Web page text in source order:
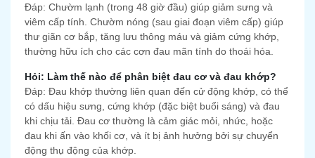
Đáp: Chườm lạnh (trong 48 giờ đầu) giúp giảm sưng và
viêm cấp tính. Chườm nóng (sau giai đoạn viêm cấp) giúp
thư giãn cơ bắp, tăng lưu thông máu và giảm cứng khớp,
thường hữu ích cho các cơn đau mãn tính do thoái hóa.
Hỏi: Làm thế nào để phân biệt đau cơ và đau khớp?
Đáp: Đau khớp thường liên quan đến cử động khớp, có thể
có dấu hiệu sưng, cứng khớp (đặc biệt buổi sáng) và đau
khi chịu tải. Đau cơ thường là cảm giác mỏi, nhức, hoặc
đau khi ấn vào khối cơ, và ít bị ảnh hưởng bởi sự chuyển
động thụ động của khớp.